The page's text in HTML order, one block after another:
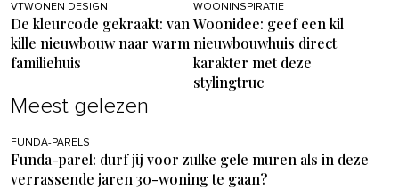
VTWONEN DESIGN
De kleurcode gekraakt: van
kille nieuwbouw naar warm
familiehuis
WOONINSPIRATIE
Woonidee: geef een kil
nieuwbouwhuis direct
karakter met deze
stylingtruc
Meest gelezen
FUNDA-PARELS
Funda-parel: durf jij voor zulke gele muren als in deze
verrassende jaren 30-woning te gaan?